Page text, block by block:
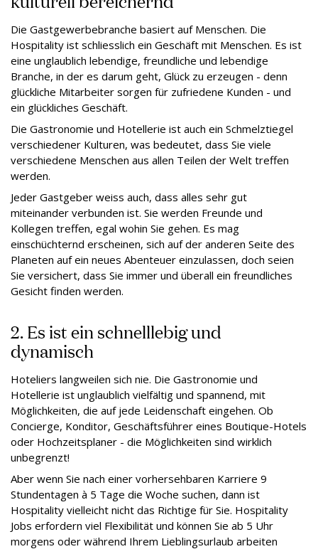
Die Gastgewerbebranche basiert auf Menschen. Die
Hospitality ist schliesslich ein Geschäft mit Menschen. Es ist
eine unglaublich lebendige, freundliche und lebendige
Branche, in der es darum geht, Glück zu erzeugen - denn
glückliche Mitarbeiter sorgen für zufriedene Kunden - und
ein glückliches Geschäft.
Die Gastronomie und Hotellerie ist auch ein Schmelztiegel
verschiedener Kulturen, was bedeutet, dass Sie viele
verschiedene Menschen aus allen Teilen der Welt treffen
werden.
Jeder Gastgeber weiss auch, dass alles sehr gut
miteinander verbunden ist. Sie werden Freunde und
Kollegen treffen, egal wohin Sie gehen. Es mag
einschüchternd erscheinen, sich auf der anderen Seite des
Planeten auf ein neues Abenteuer einzulassen, doch seien
Sie versichert, dass Sie immer und überall ein freundliches
Gesicht finden werden.
2. Es ist ein schnelllebig und
dynamisch
Hoteliers langweilen sich nie. Die Gastronomie und
Hotellerie ist unglaublich vielfältig und spannend, mit
Möglichkeiten, die auf jede Leidenschaft eingehen. Ob
Concierge, Konditor, Geschäftsführer eines Boutique-Hotels
oder Hochzeitsplaner - die Möglichkeiten sind wirklich
unbegrenzt!
Aber wenn Sie nach einer vorhersehbaren Karriere 9
Stundentagen à 5 Tage die Woche suchen, dann ist
Hospitality vielleicht nicht das Richtige für Sie. Hospitality
Jobs erfordern viel Flexibilität und können Sie ab 5 Uhr
morgens oder während Ihrem Lieblingsurlaub arbeiten